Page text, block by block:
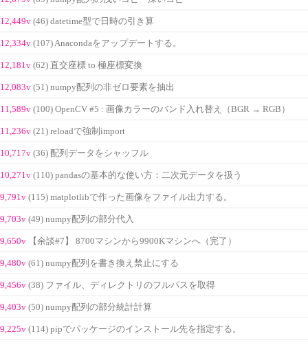
12,449v (46) datetime型で日時の引き算
12,334v (107) Anacondaをアップデートする。
12,181v (62) 直交座標 to 極座標変換
12,083v (51) numpy配列の非ゼロ要素を抽出
11,589v (100) OpenCV #5 : 画像カラーのバンド入れ替え（BGR → RGB）
11,236v (21) reloadで強制import
10,717v (36) 配列データをシャッフル
10,271v (110) pandasの基本的な使い方：二次元データを扱う
9,791v (115) matplotlibで作った画像をファイル出力する。
9,703v (49) numpy配列の部分代入
9,650v 【余談#7】 8700マシンから9900Kマシンへ（完了）
9,480v (61) numpy配列を書き換え禁止にする
9,456v (38) ファイル、ディレクトリのフルパスを取得
9,403v (50) numpy配列の部分統計計算
9,225v (114) pipでパッケージのインストール先を指定する。